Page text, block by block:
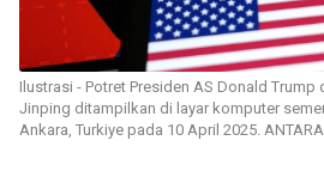
Ilustrasi - Potret Presiden AS Donald Trump
Jinping ditampilkan di layar komputer
Ankara, Turkiye pada 10 April 2025.